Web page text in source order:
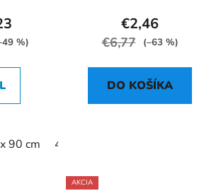
%)
90 cm 40 x 140 cm
€2,46
€6,77 (–63 %)
DO KOŠÍKA
AKCIA